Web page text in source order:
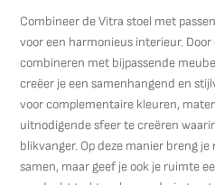
Combineer de Vitra stoel met
voor een harmonieus interieur.
combineren met bijpassende
creëer je een samenhangend en
voor complementaire kleuren,
uitnodigende sfeer te creëren
blikvanger. Op deze manier breng
samen, maar geef je ook je ruimte